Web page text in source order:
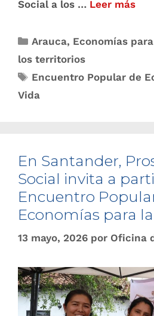
Social a los … Leer más
Arauca, Economías
los territorios
Encuentro Popular de
Vida
En Santander,
Social invita a
Encuentro
Economías para
13 mayo, 2026 por Oficina